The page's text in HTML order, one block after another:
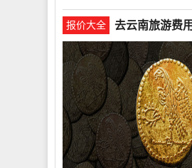
报价大全 去云南旅游费